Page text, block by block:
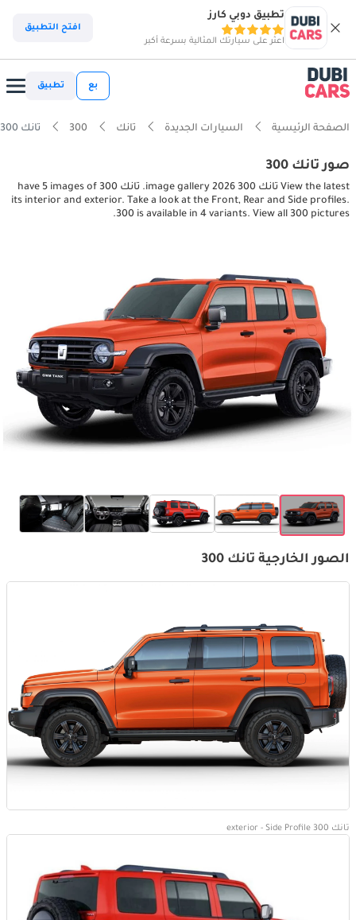
تطبيق دوبي كارز
اعثر على سيارتك المثالية بسرعة أكبر
افتح التطبيق
بع تطبيق
الصفحة الرئيسية السيارات الجديدة تانك 300 تانك 300 interior, exterior pictures
صور تانك 300
View the latest تانك 300 2026 image gallery. تانك 300 have 5 images of
its interior and exterior. Take a look at the Front, Rear and Side profiles.
300 is available in 4 variants. View all 300 pictures.
الصور الخارجية تانك 300
تانك 300 exterior - Side Profile